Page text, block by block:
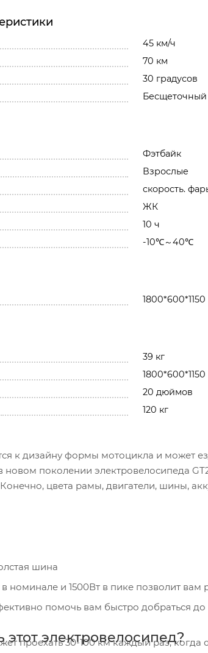
45 км/ч
70 км
30 градусов
Бесщеточный
Фэтбайк
Взрослые
скорость.
ЖК
10 ч
-10℃～40℃
39 кг
20 дюймов
120 кг
к дизайну формы мотоцикла и может
поколении электровелосипеда
цвета рамы, двигатели, шины,
шина
номинале и 1500Вт в пике позволит вам
помочь вам быстро добраться до
проехать 30-100 км каждый раз,
электровелосипед?